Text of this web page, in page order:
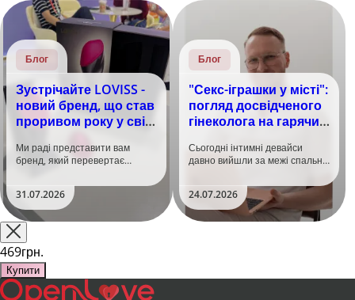
Блог
Зустрічайте LOVISS -
новий бренд, що став
проривом року у світі
Ми раді представити вам
бренд, який перевертає
та вже встиг стати сенсацією
на міжнародній виставці API
Shanghai-2026!​LOVISS - це
поєднання унікальної естетики
та бездога..
31.07.2026
Блог
"Секс-іграшки у місті":
погляд досвідченого
гінеколога на гарячий
Сьогодні інтимні девайси
давно вийшли за межі спальні.
безшумні моторчики та
стильний дизайн перетворили
їх на гаджет, який багато хто
використовує, тестує у
24.07.2026
469грн.
Купити